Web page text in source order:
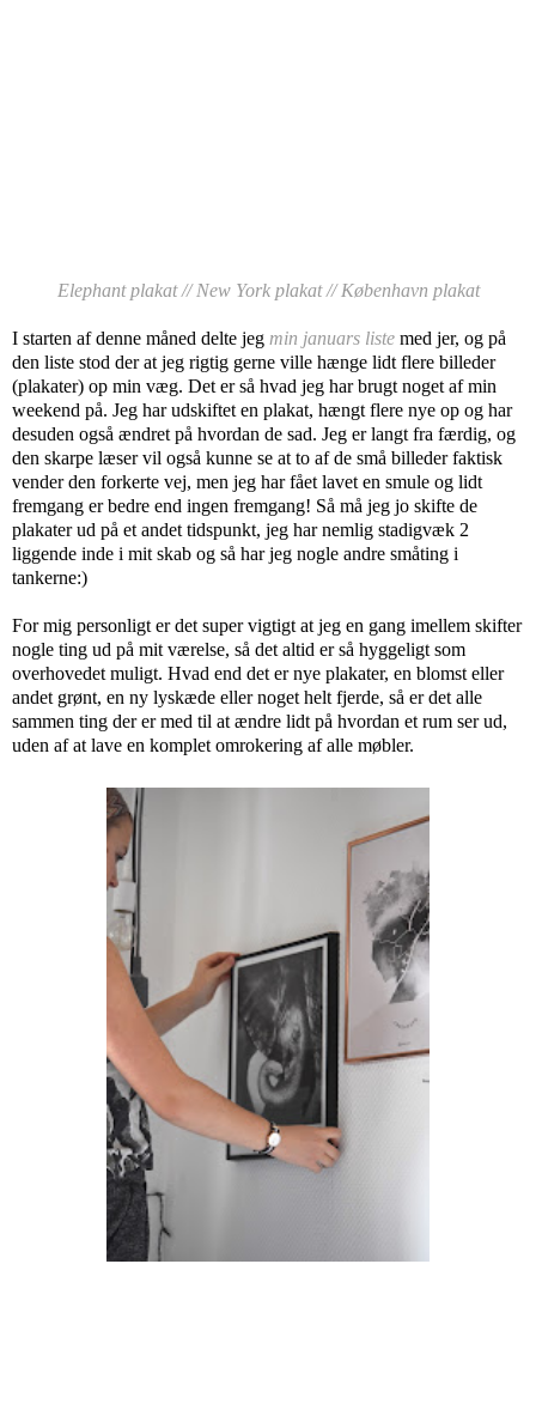
Elephant plakat//New York plakat//København plakat
I starten af denne måned delte jeg min januars liste med jer, og på
den liste stod der at jeg rigtig gerne ville hænge lidt flere billeder
(plakater) op min væg. Det er så hvad jeg har brugt noget af min
weekend på. Jeg har udskiftet en plakat, hængt flere nye op og har
desuden også ændret på hvordan de sad. Jeg er langt fra færdig, og
den skarpe læser vil også kunne se at to af de små billeder faktisk
vender den forkerte vej, men jeg har fået lavet en smule og lidt
fremgang er bedre end ingen fremgang! Så må jeg jo skifte de
plakater ud på et andet tidspunkt, jeg har nemlig stadigvæk 2
liggende inde i mit skab og så har jeg nogle andre småting i
tankerne:)
For mig personligt er det super vigtigt at jeg en gang imellem skifter
nogle ting ud på mit værelse, så det altid er så hyggeligt som
overhovedet muligt. Hvad end det er nye plakater, en blomst eller
andet grønt, en ny lyskæde eller noget helt fjerde, så er det alle
sammen ting der er med til at ændre lidt på hvordan et rum ser ud,
uden af at lave en komplet omrokering af alle møbler.